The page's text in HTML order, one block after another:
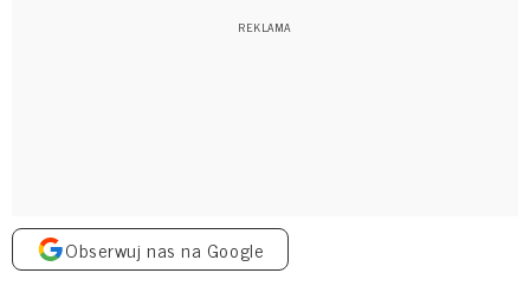
Obserwuj nas na Google